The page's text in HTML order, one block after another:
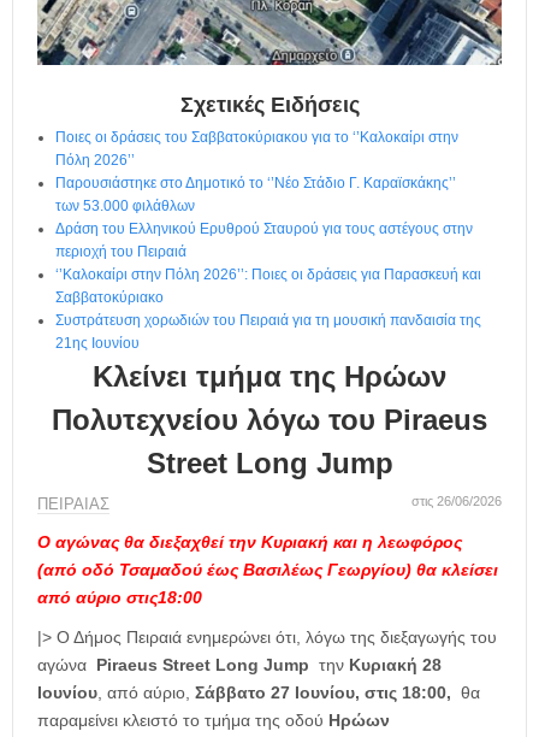
Σχετικές Ειδήσεις
Ποιες οι δράσεις του Σαββατοκύριακου για το ‘’Καλοκαίρι στην
Πόλη 2026’’
Παρουσιάστηκε στο Δημοτικό το ‘’Νέο Στάδιο Γ. Καραϊσκάκης’’
των 53.000 φιλάθλων
Δράση του Ελληνικού Ερυθρού Σταυρού για τους αστέγους στην
περιοχή του Πειραιά
‘’Καλοκαίρι στην Πόλη 2026’’: Ποιες οι δράσεις για Παρασκευή και
Σαββατοκύριακο
Συστράτευση χορωδιών του Πειραιά για τη μουσική πανδαισία της
21ης Ιουνίου
Κλείνει τμήμα της Ηρώων
Πολυτεχνείου λόγω του Piraeus
Street Long Jump
ΠΕΙΡΑΙΑΣ στις 26/06/2026
Ο αγώνας θα διεξαχθεί την Κυριακή και η λεωφόρος
(από οδό Τσαμαδού έως Βασιλέως Γεωργίου) θα κλείσει
από αύριο στις18:00
|> Ο Δήμος Πειραιά ενημερώνει ότι, λόγω της διεξαγωγής του
αγώνα Piraeus Street Long Jump την Κυριακή 28
Ιουνίου, από αύριο, Σάββατο 27 Ιουνίου, στις 18:00, θα
παραμείνει κλειστό το τμήμα της οδού Ηρώων